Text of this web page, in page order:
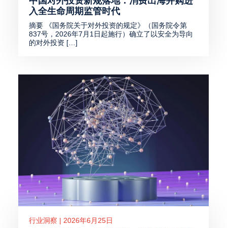
入全生命周期监管时代
摘要 《国务院关于对外投资的规定》（国务院令第
837号，2026年7月1日起施行）确立了以安全为导向
的对外投资 […]
行业洞察 | 2026年6月25日